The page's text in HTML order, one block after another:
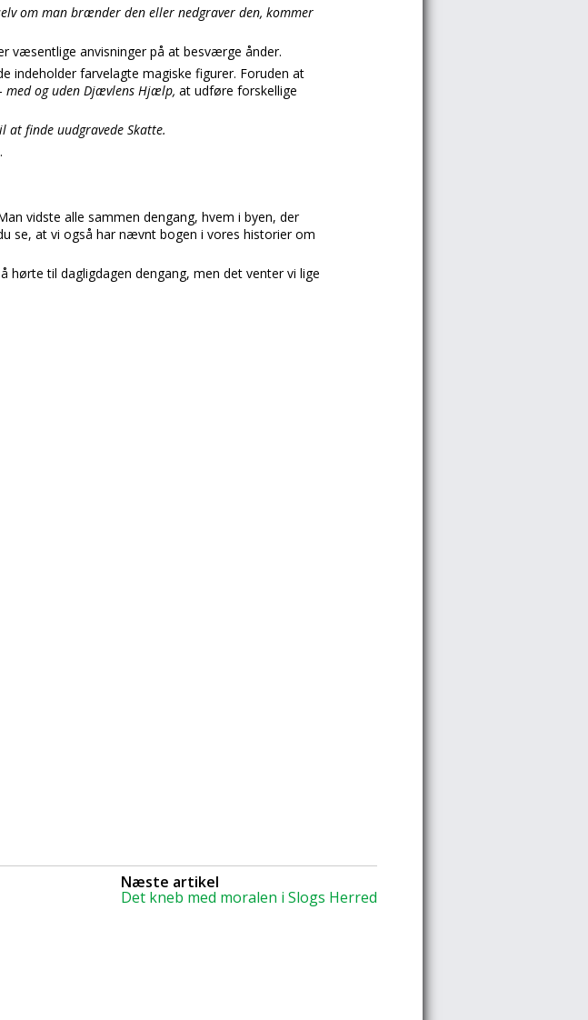
om man brænder den eller nedgraver den, kommer
væsentlige anvisninger på at besværge ånder.
indeholder farvelagte magiske figurer. Foruden at
med og uden Djævlens Hjælp, at udføre forskellige
at finde uudgravede Skatte.
vidste alle sammen dengang, hvem i byen, der
se, at vi også har nævnt bogen i vores historier om
hørte til dagligdagen dengang, men det venter vi lige
Næste artikel
Det kneb med moralen i Slogs Herred